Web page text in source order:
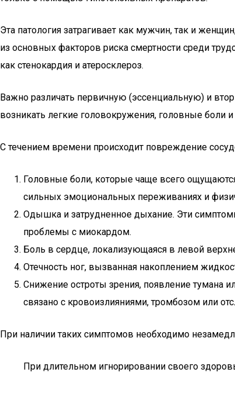
Эта патология затрагивает как мужчин, так и
из основных факторов риска смертности среди
как стенокардия и атеросклероз.
Важно различать первичную (эссенциальную) и
возникать легкие головокружения, головные боли
С течением времени происходит повреждение
Головные боли, которые чаще всего
сильных эмоциональных переживаниях и
Одышка и затрудненное дыхание. Эти
проблемы с миокардом.
Боль в сердце, локализующаяся в левой
Отечность ног, вызванная накоплением
Снижение остроты зрения, появление тумана
связано с кровоизлияниями, тромбозом или
При наличии таких симптомов необходимо
При длительном игнорировании своего